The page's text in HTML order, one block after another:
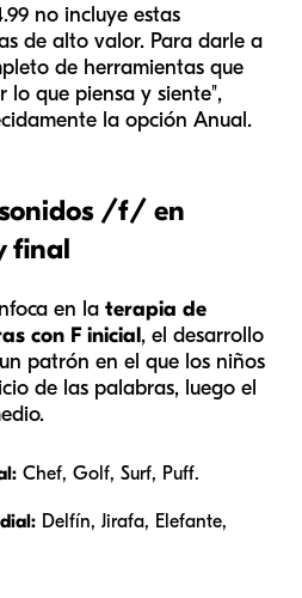
no incluye estas
de alto valor. Para darle a
de herramientas que
lo que piensa y siente",
la opción Anual.
/f/ en
final
en la terapia de
con F inicial, el desarrollo
patrón en el que los niños
de las palabras, luego el
Chef, Golf, Surf, Puff.
Delfín, Jirafa, Elefante,